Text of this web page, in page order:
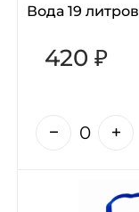
Вода 19 литров
420 ₽